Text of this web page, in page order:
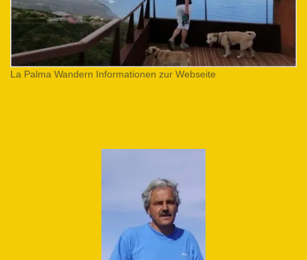
La Palma Wandern Informationen zur Webseite